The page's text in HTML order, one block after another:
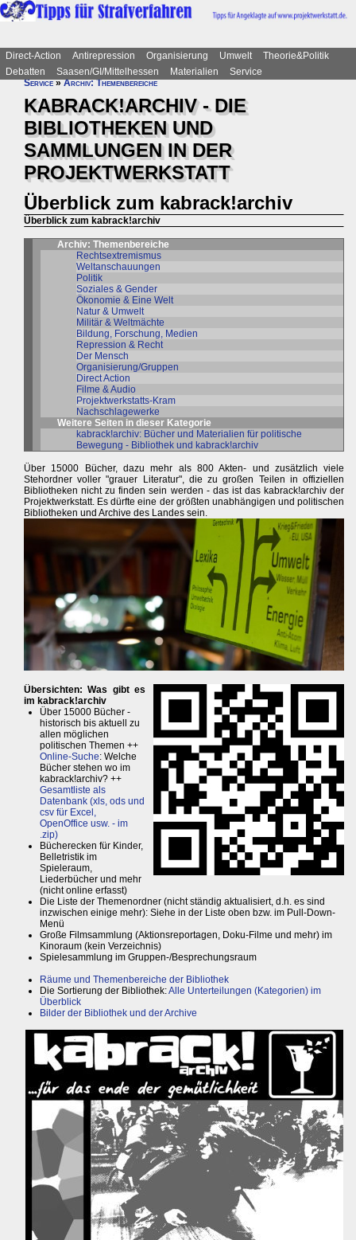
Direct-Action Antirepression Organisierung Umwelt
Theorie&Politik
Debatten
Saasen/GI/Mittelhessen Materialien
Service
Service»Archiv: Themenbereiche
KABRACK!ARCHIV - DIE
BIBLIOTHEKEN UND
SAMMLUNGEN IN DER
PROJEKTWERKSTATT
Überblick zum kabrack!archiv
Überblick zum kabrack!archiv
Archiv: Themenbereiche
Rechtsextremismus
Weltanschauungen
Politik
Soziales & Gender
Ökonomie & Eine Welt
Natur & Umwelt
Militär & Weltmächte
Bildung, Forschung, Medien
Repression & Recht
Der Mensch
Organisierung/Gruppen
Direct Action
Filme & Audio
Projektwerkstatts-Kram
Nachschlagewerke
Weitere Seiten in dieser Kategorie
kabrack!archiv: Bücher und Materialien für politische
Bewegung - Bibliothek und kabrack!archiv
Über 15000 Bücher, dazu mehr als 800 Akten- und zusätzlich viele
Stehordner voller "grauer Literatur", die zu großen Teilen in offiziellen
Bibliotheken nicht zu finden sein werden - das ist das kabrack!archiv der
Projektwerkstatt. Es dürfte eine der größten unabhängigen und politischen
Bibliotheken und Archive des Landes sein.
Übersichten: Was gibt es
im kabrack!archiv
Über 15000 Bücher -
historisch bis aktuell zu
allen möglichen
politischen Themen ++
Online-Suche: Welche
Bücher stehen wo im
kabrack!archiv? ++
Gesamtliste als
Datenbank (xls, ods und
csv für Excel,
OpenOffice usw. - im
.zip)
Bücherecken für Kinder,
Belletristik im
Spieleraum,
Liederbücher und mehr
(nicht online erfasst)
Die Liste der Themenordner (nicht ständig aktualisiert, d.h. es sind
inzwischen einige mehr): Siehe in der Liste oben bzw. im Pull-Down-
Menü
Große Filmsammlung (Aktionsreportagen, Doku-Filme und mehr) im
Kinoraum (kein Verzeichnis)
Spielesammlung im Gruppen-/Besprechungsraum
Räume und Themenbereiche der Bibliothek
Die Sortierung der Bibliothek:Alle Unterteilungen (Kategorien) im
Überblick
Bilder der Bibliothek und der Archive